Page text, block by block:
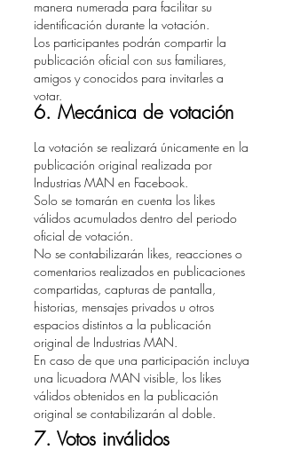
manera numerada para facilitar su
identificación durante la votación.
Los participantes podrán compartir la
publicación oficial con sus familiares,
amigos y conocidos para invitarles a
votar.
6. Mecánica de votación
La votación se realizará únicamente en la
publicación original realizada por
Industrias MAN en Facebook.
Solo se tomarán en cuenta los likes
válidos acumulados dentro del periodo
oficial de votación.
No se contabilizarán likes, reacciones o
comentarios realizados en publicaciones
compartidas, capturas de pantalla,
historias, mensajes privados u otros
espacios distintos a la publicación
original de Industrias MAN.
En caso de que una participación incluya
una licuadora MAN visible, los likes
válidos obtenidos en la publicación
original se contabilizarán al doble.
7. Votos inválidos